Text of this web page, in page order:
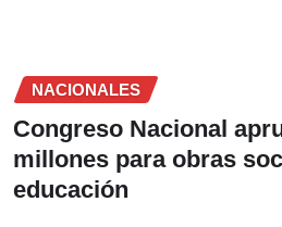
NACIONALES
Congreso Nacional
millones para obras
educación